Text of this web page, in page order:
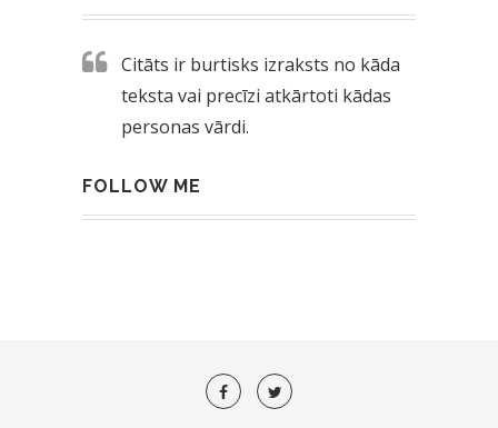
Citāts ir burtisks izraksts no kāda
teksta vai precīzi atkārtoti kādas
personas vārdi.
FOLLOW ME